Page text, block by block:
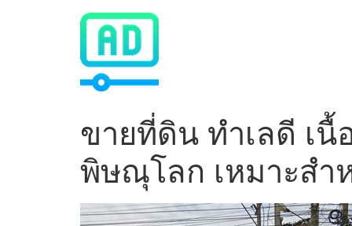
ขายที่ดิน ทำเลดี เนื้
พิษณุโลก เหมาะสำ